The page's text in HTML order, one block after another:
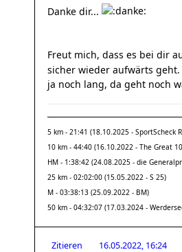
Danke dir...
Freut mich, dass es bei dir
sicher wieder aufwärts geht.
ja noch lang, da geht noch
5 km - 21:41 (18.10.2025 - SportScheck
10 km - 44:40 (16.10.2022 - The Great
HM - 1:38:42 (24.08.2025 - die
25 km - 02:02:00 (15.05.2022 - S 25)
M - 03:38:13 (25.09.2022 - BM)
50 km - 04:32:07 (17.03.2024 -
Zitieren 16.05.2022, 16:24